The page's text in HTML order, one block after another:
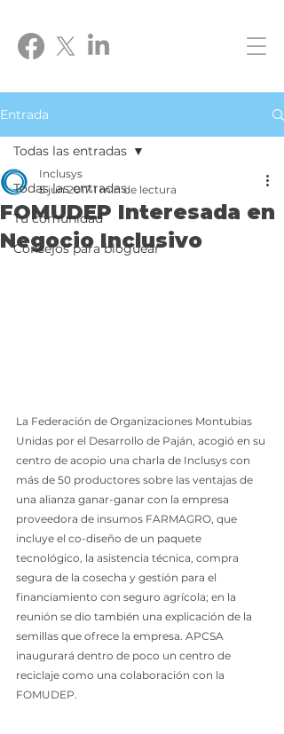
Entrada
Todas las entradas
Tu comunidad
Consejos para bloguear
Todas las entradas
FOMUDEP Interesada en
Negocio Inclusivo
Inclusys
5 jun 2017 1 min de lectura
La Federación de Organizaciones Montubias
Unidas por el Desarrollo de Paján, acogió en su
centro de acopio una charla de Inclusys con
más de 50 productores sobre las ventajas de
una alianza ganar-ganar con la empresa
proveedora de insumos FARMAGRO, que
incluye el co-diseño de un paquete
tecnológico, la asistencia técnica, compra
segura de la cosecha y gestión para el
financiamiento con seguro agrícola; en la
reunión se dio también una explicación de la
semillas que ofrece la empresa. APCSA
inaugurará dentro de poco un centro de
reciclaje como una colaboración con la
FOMUDEP.